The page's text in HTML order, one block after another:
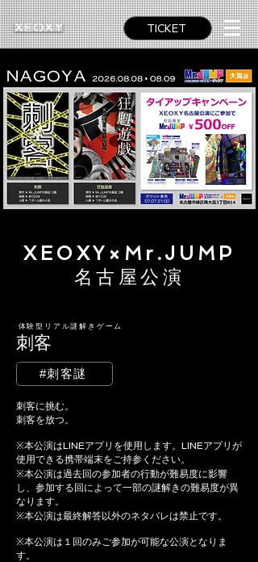
TICKET
XEOXY×Mr.JUMP
​名古屋公演
体験型リアル謎解きゲーム
​刺客​
#刺客謎
刺客に挑む。
刺客を放つ。
※本公演はLINEアプリを使用します。LINEアプリが
使用できる携帯端末をご持参ください。
※本公演は過去回の参加者の行動が難易度に影響
し、参加する回によって一部の謎解きの難易度が異
なります。
※本公演は最終解答以外のネタバレは禁止です。
※本公演は１回のみご参加が可能な公演となりま
す。